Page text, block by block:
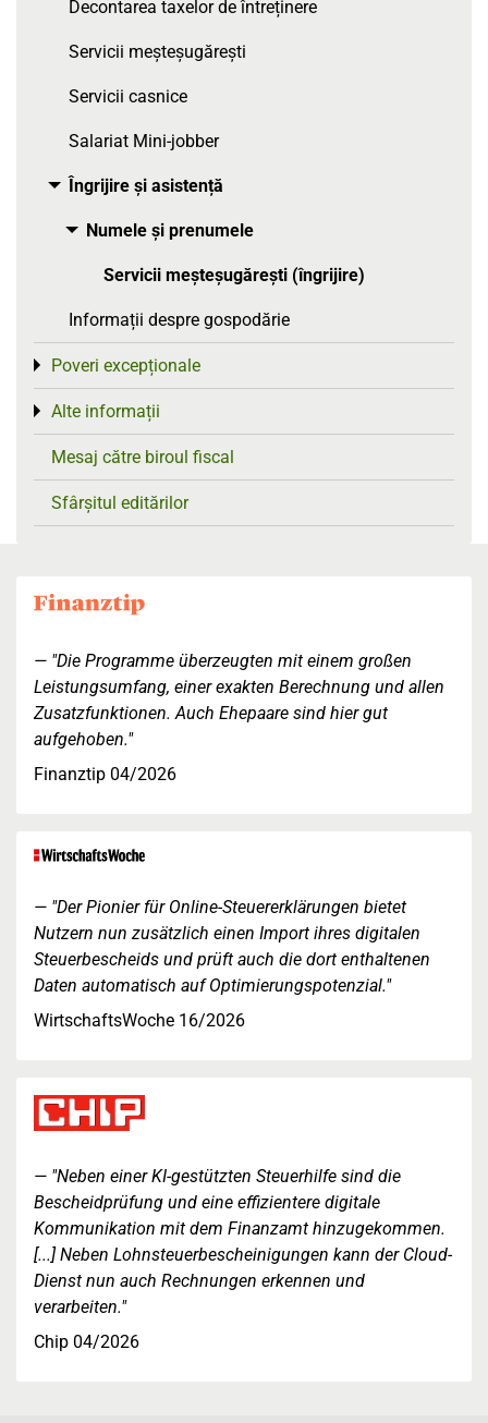
Decontarea taxelor de întreținere
Servicii meșteșugărești
Servicii casnice
Salariat Mini-jobber
Îngrijire și asistență
Toggle menu
Numele și prenumele
Toggle menu
Servicii meșteșugărești (îngrijire)
Informații despre gospodărie
Poveri excepționale
Toggle menu
Alte informații
Toggle menu
Mesaj către biroul fiscal
Sfârșitul editărilor
"Die Programme überzeugten mit einem großen
Leistungsumfang, einer exakten Berechnung und allen
Zusatzfunktionen. Auch Ehepaare sind hier gut
aufgehoben."
Finanztip 04/2026
"Der Pionier für Online-Steuererklärungen bietet
Nutzern nun zusätzlich einen Import ihres digitalen
Steuerbescheids und prüft auch die dort enthaltenen
Daten automatisch auf Optimierungspotenzial."
WirtschaftsWoche 16/2026
"Neben einer KI-gestützten Steuerhilfe sind die
Bescheidprüfung und eine effizientere digitale
Kommunikation mit dem Finanzamt hinzugekommen.
[...] Neben Lohnsteuerbescheinigungen kann der Cloud-
Dienst nun auch Rechnungen erkennen und
verarbeiten."
Chip 04/2026